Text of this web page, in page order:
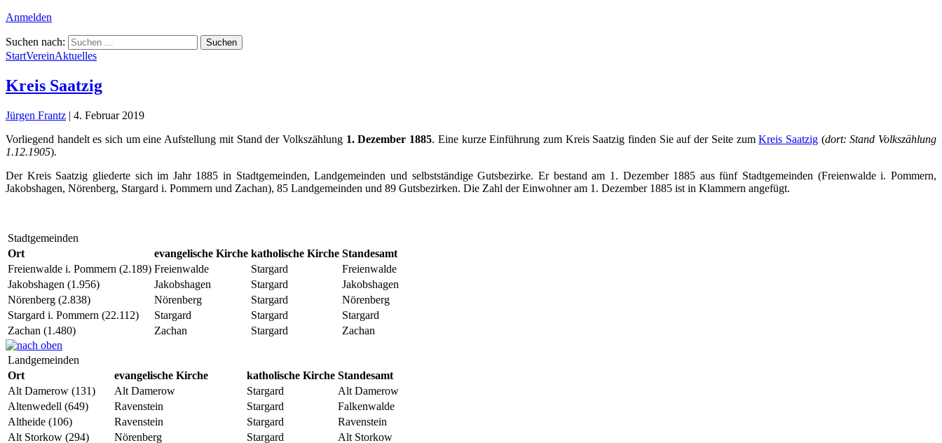
Anmelden
Suchen nach:
StartVereinAktuelles
Kreis Saatzig
Jürgen Frantz | 4. Februar 2019
Vorliegend handelt es sich um eine Aufstellung mit Stand der Volkszählung 1. Dezember 1885. Eine kurze Einführung zum Kreis Saatzig finden Sie auf der Seite zumKreis Saatzig(dort: Stand Volkszählung
1.12.1905).
Der Kreis Saatzig gliederte sich im Jahr 1885 in Stadtgemeinden, Landgemeinden und selbstständige Gutsbezirke. Er bestand am 1. Dezember 1885 aus fünf Stadtgemeinden (Freienwalde i. Pommern,
Jakobshagen, Nörenberg, Stargard i. Pommern und Zachan), 85 Landgemeinden und 89 Gutsbezirken. Die Zahl der Einwohner am 1. Dezember 1885 ist in Klammern angefügt.
Stadtgemeinden
Ort
evangelische Kirche katholische Kirche Standesamt
Freienwalde i. Pommern (2.189) Freienwalde Stargard
Freienwalde
Jakobshagen (1.956)
Jakobshagen Stargard
Jakobshagen
Nörenberg (2.838)
Nörenberg Stargard
Nörenberg
Stargard i. Pommern (22.112)
Stargard Stargard
Stargard
Zachan (1.480)
Zachan Stargard Zachan
Landgemeinden
Ort
evangelische Kirche katholische Kirche Standesamt
Alt Damerow (131)
Alt Damerow Stargard
Alt Damerow
Altenwedell (649)
Ravenstein Stargard
Falkenwalde
Altheide (106)
Ravenstein Stargard
Ravenstein
Alt Storkow (294)
Nörenberg Stargard
Alt Storkow